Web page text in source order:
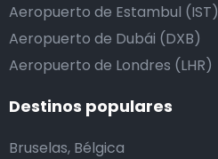
Aeropuerto de Estambul (IST)
Aeropuerto de Dubái (DXB)
Aeropuerto de Londres (LHR)
Destinos populares
Bruselas, Bélgica